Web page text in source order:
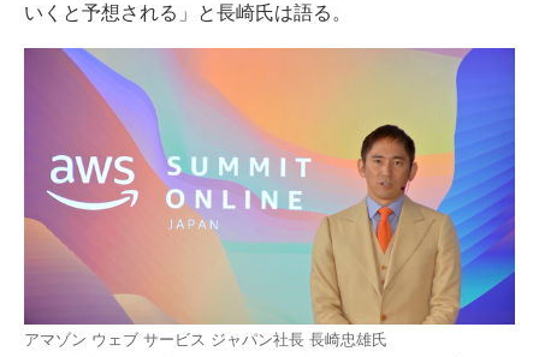
いくと予想される」と長崎氏は語る。
アマゾン ウェブ サービス ジャパン社長 長崎忠雄氏